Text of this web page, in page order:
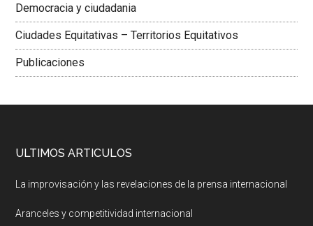
Democracia y ciudadania
Ciudades Equitativas – Territorios Equitativos
Publicaciones
ULTIMOS ARTICULOS
La improvisación y las revelaciones de la prensa internacional
Aranceles y competitividad internacional